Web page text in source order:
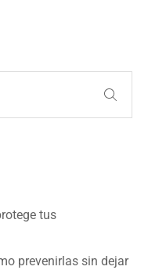
tus
prevenirlas sin dejar